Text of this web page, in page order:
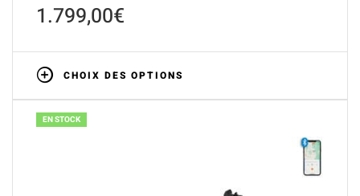
1.799,00€
CHOIX DES OPTIONS
EN STOCK